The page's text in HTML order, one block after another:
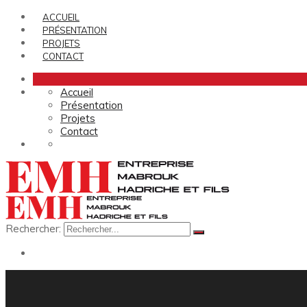
ACCUEIL
PRÉSENTATION
PROJETS
CONTACT
Accueil
Présentation
Projets
Contact
Rechercher: